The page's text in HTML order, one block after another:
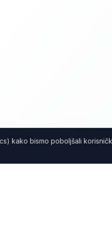
kako bismo poboljšali